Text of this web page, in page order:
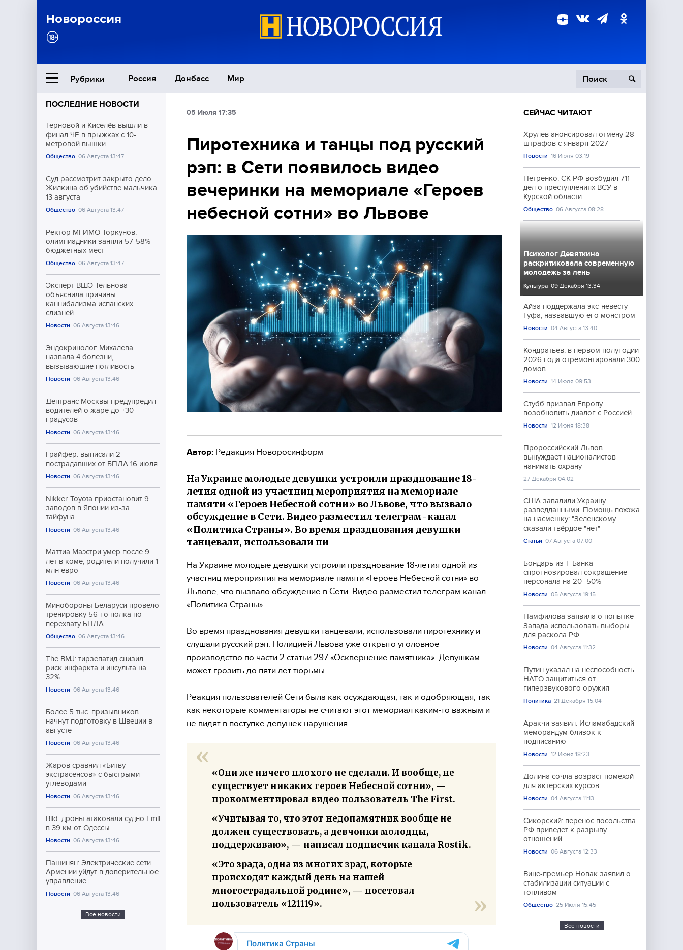
Новороссия
Рубрики Россия Донбасс Мир
Ближний Восток
Общество
Экономика
Происшествия
Культура
ПОСЛЕДНИЕ НОВОСТИ
Терновой и Киселёв вышли в
финал ЧЕ в прыжках с 10-
метровой вышки
Общество 06 Августа 13:47
Суд рассмотрит закрыто дело
Жилкина об убийстве мальчика
13 августа
Общество 06 Августа 13:47
Ректор МГИМО Торкунов:
олимпиадники заняли 57-58%
бюджетных мест
Общество 06 Августа 13:47
Эксперт ВШЭ Тельнова
объяснила причины
каннибализма испанских
слизней
Новости 06 Августа 13:46
Эндокринолог Михалева
назвала 4 болезни,
вызывающие потливость
Новости 06 Августа 13:46
Дептранс Москвы предупредил
водителей о жаре до +30
градусов
Новости 06 Августа 13:46
Грайфер: выписали 2
пострадавших от БПЛА 16 июля
Новости 06 Августа 13:46
Nikkei: Toyota приостановит 9
заводов в Японии из-за
тайфуна
Новости 06 Августа 13:46
Маттиа Маэстри умер после 9
лет в коме; родители получили 1
млн евро
Новости 06 Августа 13:46
Минобороны Беларуси провело
тренировку 56-го полка по
перехвату БПЛА
Общество 06 Августа 13:46
The BMJ: тирзепатид снизил
риск инфаркта и инсульта на
32%
Новости 06 Августа 13:46
Более 5 тыс. призывников
начнут подготовку в Швеции в
августе
Новости 06 Августа 13:46
Жаров сравнил «Битву
экстрасенсов» с быстрыми
углеводами
Новости 06 Августа 13:46
Bild: дроны атаковали судно Emil
в 39 км от Одессы
Новости 06 Августа 13:46
Пашинян: Электрические сети
Армении уйдут в доверительное
управление
Новости 06 Августа 13:46
Все новости
05 Июля 17:35
Пиротехника и танцы под русский
рэп: в Сети появилось видео
вечеринки на мемориале «Героев
небесной сотни» во Львове
Автор: Редакция Новоросинформ
На Украине молодые девушки устроили празднование 18-
летия одной из участниц мероприятия на мемориале
памяти «Героев Небесной сотни» во Львове, что вызвало
обсуждение в Сети. Видео разместил телеграм-канал
«Политика Страны». Во время празднования девушки
танцевали, использовали пи
На Украине молодые девушки устроили празднование 18-летия одной из
участниц мероприятия на мемориале памяти «Героев Небесной сотни» во
Львове, что вызвало обсуждение в Сети. Видео разместил телеграм-канал
«Политика Страны».
Во время празднования девушки танцевали, использовали пиротехнику и
слушали русский рэп. Полицией Львова уже открыто уголовное
производство по части 2 статьи 297 «Осквернение памятника». Девушкам
может грозить до пяти лет тюрьмы.
Реакция пользователей Сети была как осуждающая, так и одобряющая, так
как некоторые комментаторы не считают этот мемориал каким-то важным и
не видят в поступке девушек нарушения.
«Они же ничего плохого не сделали. И вообще, не
существует никаких героев Небесной сотни», —
прокомментировал видео пользователь The First.
«Учитывая то, что этот недопамятник вообще не
должен существовать, а девчонки молодцы,
поддерживаю», — написал подписчик канала Rostik.
«Это зрада, одна из многих зрад, которые
происходят каждый день на нашей
многострадальной родине», — посетовал
пользователь «121119».
СЕЙЧАС ЧИТАЮТ
Хрулев анонсировал отмену 28
штрафов с января 2027
Новости 16 Июля 03:19
Петренко: СК РФ возбудил 711
дел о преступлениях ВСУ в
Курской области
Общество 06 Августа 08:28
Психолог Девяткина
раскритиковала современную
молодежь за лень
Культура 09 Декабря 13:34
Айза поддержала экс-невесту
Гуфа, назвавшую его монстром
Новости 04 Августа 13:40
Кондратьев: в первом полугодии
2026 года отремонтировали 300
домов
Новости 14 Июля 09:53
Стубб призвал Европу
возобновить диалог с Россией
Новости 12 Июня 18:38
Пророссийский Львов
вынуждает националистов
нанимать охрану
27 Декабря 04:02
США завалили Украину
разведданными. Помощь похожа
на насмешку: "Зеленскому
сказали твёрдое "нет"
Статьи 07 Августа 07:00
Бондарь из Т-Банка
спрогнозировал сокращение
персонала на 20–50%
Новости 05 Августа 19:15
Памфилова заявила о попытке
Запада использовать выборы
для раскола РФ
Новости 04 Августа 11:32
Путин указал на неспособность
НАТО защититься от
гиперзвукового оружия
Политика 21 Декабря 15:04
Аракчи заявил: Исламабадский
меморандум близок к
подписанию
Новости 12 Июня 18:23
Долина сочла возраст помехой
для актерских курсов
Новости 04 Августа 11:13
Сикорский: перенос посольства
РФ приведет к разрыву
отношений
Новости 06 Августа 12:33
Вице-премьер Новак заявил о
стабилизации ситуации с
топливом
Общество 25 Июля 15:45
Все новости